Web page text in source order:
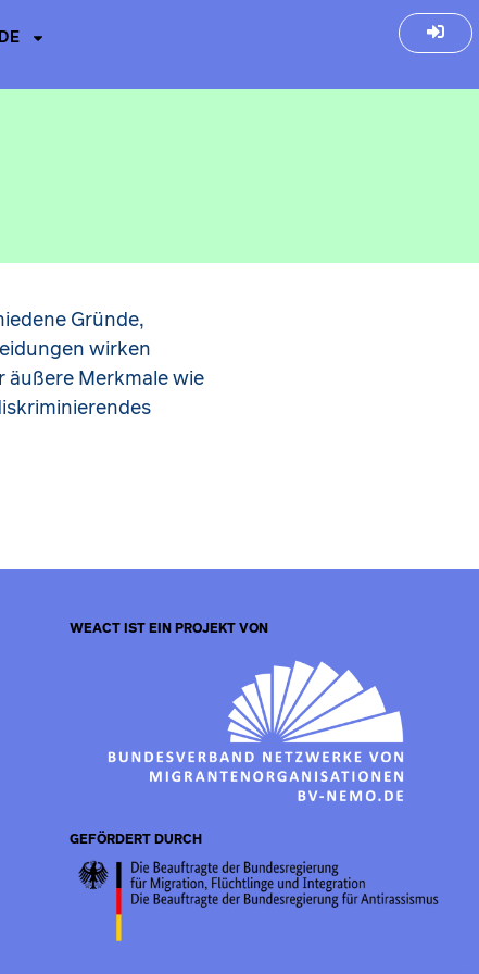
DE
Gründe,
wirken
Merkmale wie
WEACT IST EIN PROJEKT VON
GEFÖRDERT DURCH